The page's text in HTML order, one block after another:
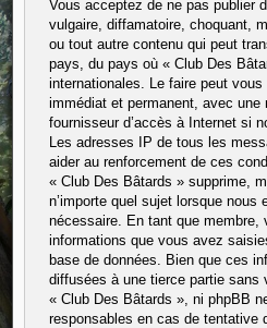
Vous acceptez de ne pas publier
vulgaire, diffamatoire, choquant,
ou tout autre contenu qui peut
pays, du pays où « Club Des
internationales. Le faire peut
immédiat et permanent, avec une
fournisseur d’accès à Internet si
Les adresses IP de tous les
aider au renforcement de ces
« Club Des Bâtards » supprime,
n’importe quel sujet lorsque nous
nécessaire. En tant que
informations que vous avez
base de données. Bien que ces
diffusées à une tierce partie sans
« Club Des Bâtards », ni phpBB
responsables en cas de tentative